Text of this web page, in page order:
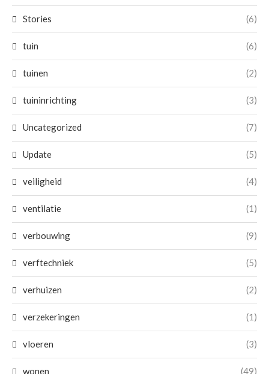
Stories (6)
tuin (6)
tuinen (2)
tuininrichting (3)
Uncategorized (7)
Update (5)
veiligheid (4)
ventilatie (1)
verbouwing (9)
verftechniek (5)
verhuizen (2)
verzekeringen (1)
vloeren (3)
wonen (49)